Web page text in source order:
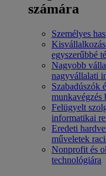
számára
Személyes
egyszerűbbé
Nagyobb
nagyvállalati
Szabadúszók
munkavégzés
Felügyelt
informatikai
Eredeti
műveletek
Nonprofit és
technológiára